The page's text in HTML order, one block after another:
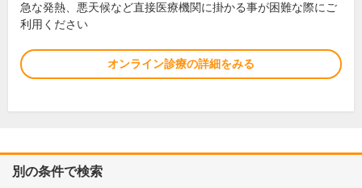
急な発熱、悪天候など直接医療機関に掛かる事が困難な際にご
利用ください
オンライン診療の詳細をみる
別の条件で検索